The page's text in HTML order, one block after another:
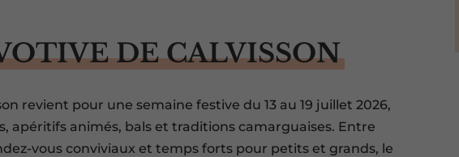
DE CALVISSON
revient pour une semaine festive du 13 au 19 juillet 2026,
apéritifs animés, bals et traditions camarguaises. Entre
vous conviviaux et temps forts pour petits et grands, le